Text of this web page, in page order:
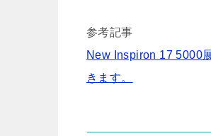
参考記事
New Inspiron 17 5000
きます。